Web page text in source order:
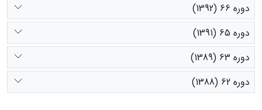
دوره 66 (1392)
دوره 65 (1391)
دوره 63 (1389)
دوره 62 (1388)